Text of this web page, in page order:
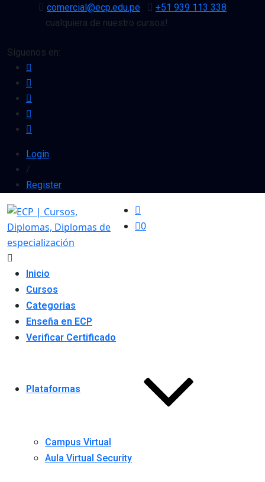
comercial@ecp.edu.pe
+51 939 113 338
en cualquiera de nuestro cursos!
Síguenos en:
Login
/
Register
0
Inicio
Cursos
Categorias
Enseña en ECP
Verificar Certificado
Plataformas
Campus Virtual
Aula Virtual Security